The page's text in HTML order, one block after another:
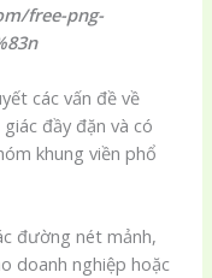
free-png-
các vấn đề về
đầy đặn và có
khung viền phổ
đường nét mảnh,
doanh nghiệp hoặc